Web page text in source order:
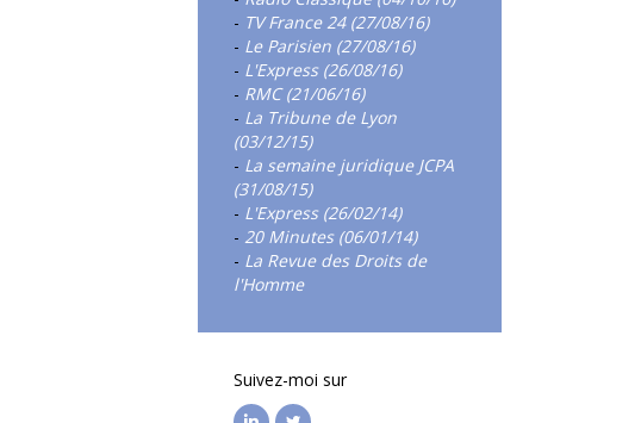
- TV France 24 (27/08/16)
- Le Parisien (27/08/16)
- L'Express (26/08/16)
- RMC (21/06/16)
- La Tribune de Lyon
(03/12/15)
- La semaine juridique JCPA
(31/08/15)
- L'Express (26/02/14)
- 20 Minutes (06/01/14)
- La Revue des Droits de
l'Homme
Suivez-moi sur